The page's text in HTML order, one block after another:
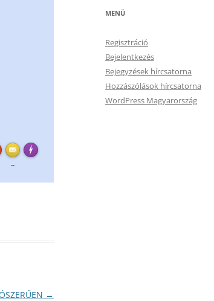
--
Made with
→
MENÜ
Regisztráció
Bejelentkezés
Bejegyzések hírcsatorna
Hozzászólások hírcsatorna
WordPress Magyarország